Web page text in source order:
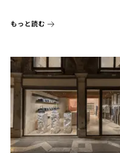
もっと読む